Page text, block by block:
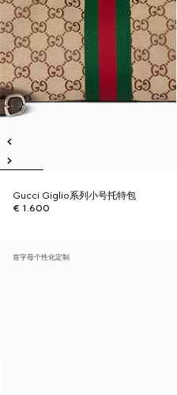
Gucci Giglio系列小号托特包
€ 1.600
首字母个性化定制